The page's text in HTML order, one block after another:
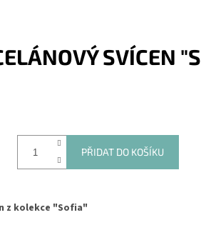
SVÍCEN
PŘIDAT DO KOŠÍKU
z kolekce "Sofia"